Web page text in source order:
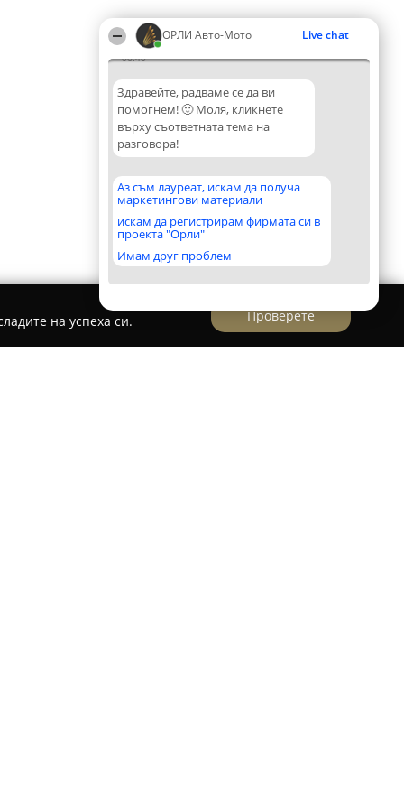
ОРЛИ Aвто-Mото Live chat
06:40
Здравейте, радваме се да ви
помогнем! 🙂 Моля, кликнете
върху съответната тема на
разговора!
Аз съм лауреат, искам да получа
маркетингови материали
искам да регистрирам фирмата си в
проекта "Орли"
Имам друг проблем
на успеха си. Проверете